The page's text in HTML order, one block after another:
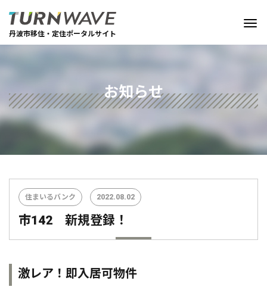
丹波市移住・定住ポータルサイト
お知らせ
住まいるバンク 2022.08.02
市142 新規登録！
激レア！即入居可物件